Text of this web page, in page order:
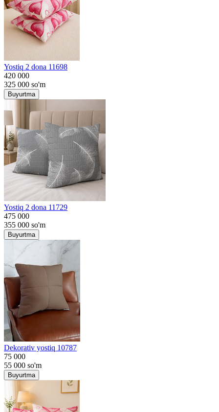
Yostiq 2 dona 11698
420 000
325 000 so'm
Buyurtma
Yostiq 2 dona 11729
475 000
355 000 so'm
Buyurtma
Dekorativ yostiq 10787
75 000
55 000 so'm
Buyurtma